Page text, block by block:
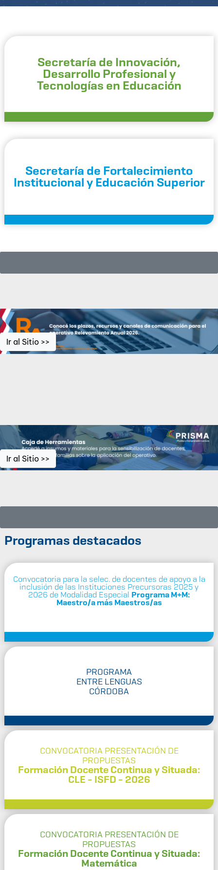
Secretaría de Innovación,
Desarrollo Profesional y
Tecnologías en Educación
Secretaría de Fortalecimiento
Institucional y Educación Superior
Ir al Sitio >>
Ir al Sitio >>
Programas destacados
Convocatoria para la selec. de docentes de apoyo a la
inclusión de las Instituciones Precursoras 2025 y
2026 de Modalidad Especial Programa M+M:
Maestro/a más Maestros/as
PROGRAMA
ENTRE LENGUAS
CÓRDOBA
CONVOCATORIA PRESENTACIÓN DE
PROPUESTAS
Formación Docente Continua y Situada:
CLE - ISFD - 2026
CONVOCATORIA PRESENTACIÓN DE
PROPUESTAS
Formación Docente Continua y Situada:
Matemática